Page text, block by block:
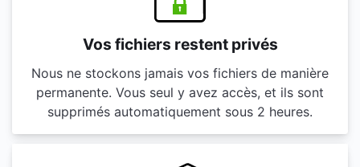
Vos fichiers restent privés
Nous ne stockons jamais vos fichiers de manière
permanente. Vous seul y avez accès, et ils sont
supprimés automatiquement sous 2 heures.